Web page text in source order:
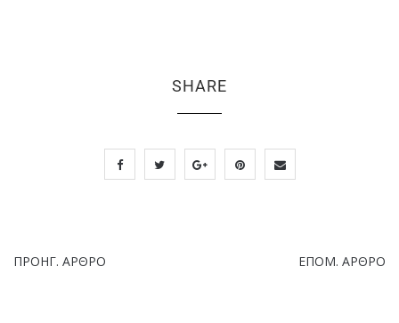
SHARE
ΠΡΟΗΓ. ΆΡΘΡΟ ΕΠΌΜ. ΆΡΘΡΟ